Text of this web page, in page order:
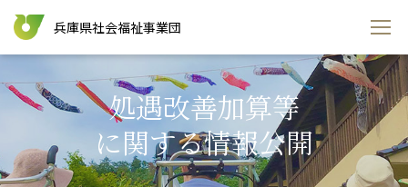
兵庫県社会福祉事業団
処遇改善加算等
に関する情報公開